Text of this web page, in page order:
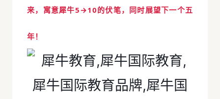
来，寓意犀牛5→10的伏笔，同时展望下一个五
年！